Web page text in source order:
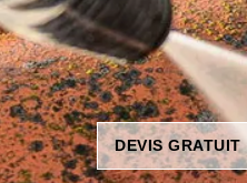
DEVIS GRATUIT